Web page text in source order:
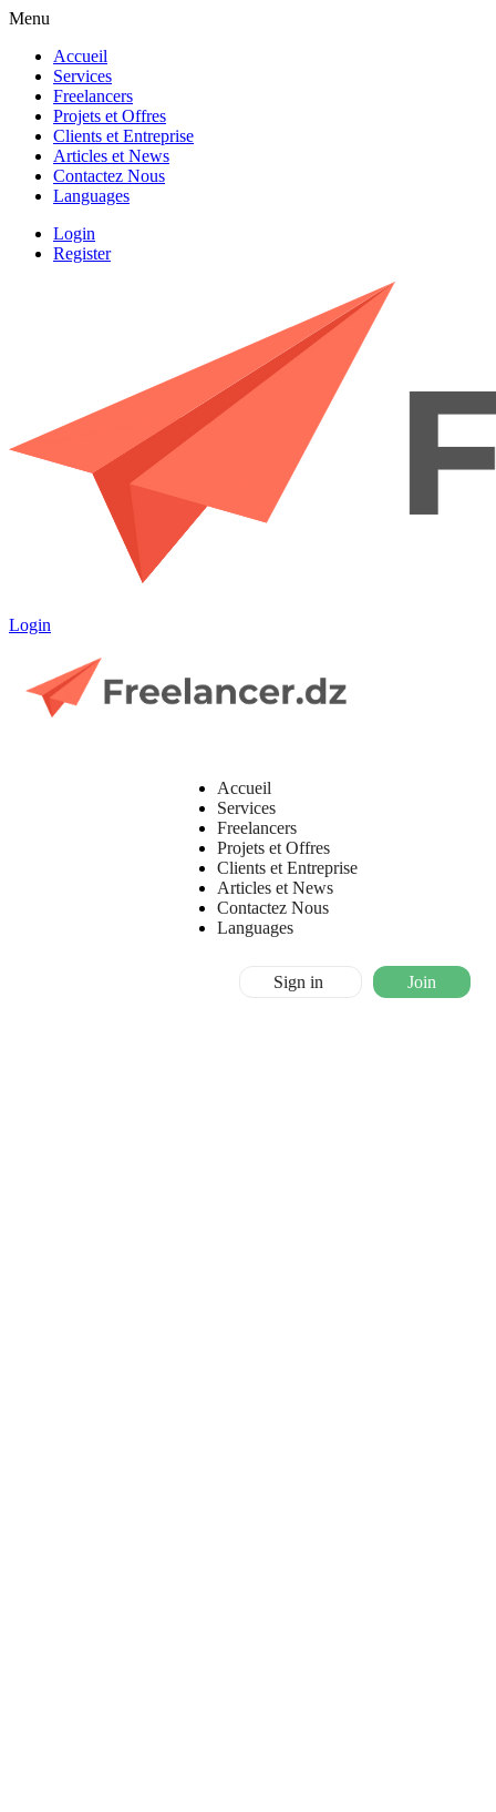
Menu
Accueil
Services
Freelancers
Projets et Offres
Clients et Entreprise
Articles et News
Contactez Nous
Languages
Login
Register
Login
Accueil
Services
Freelancers
Projets et Offres
Clients et Entreprise
Articles et News
Contactez Nous
Languages
Sign in Join